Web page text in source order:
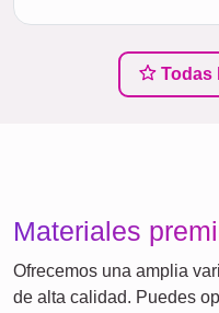
Todas
Materiales
Ofrecemos una amplia
de alta calidad. Puedes